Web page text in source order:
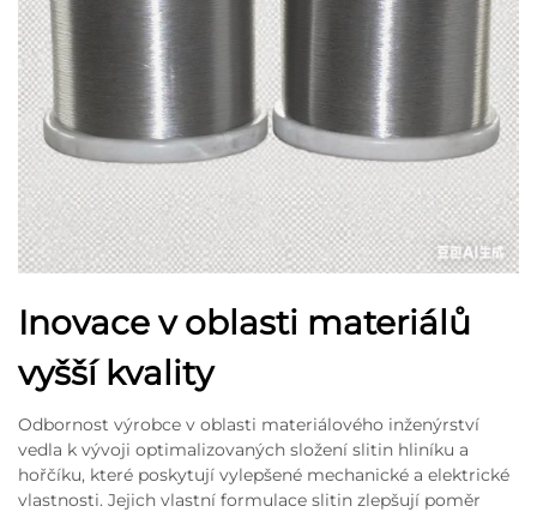
Inovace v oblasti materiálů
vyšší kvality
Odbornost výrobce v oblasti materiálového inženýrství
vedla k vývoji optimalizovaných složení slitin hliníku a
hořčíku, které poskytují vylepšené mechanické a elektrické
vlastnosti. Jejich vlastní formulace slitin zlepšují poměr